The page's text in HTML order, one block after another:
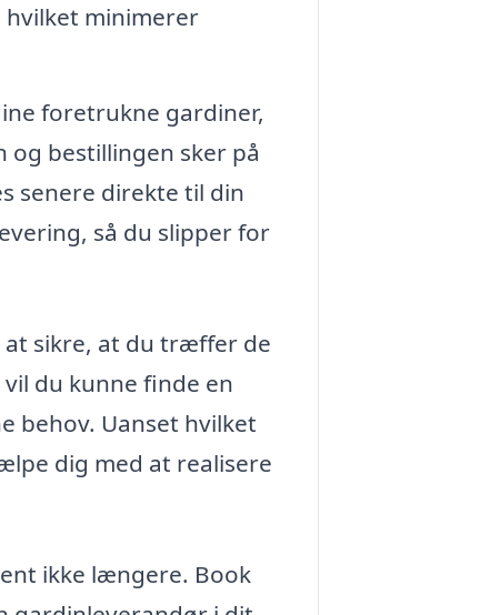
minimerer
foretrukne gardiner,
og bestillingen sker på
senere direkte til din
så du slipper for
at sikre, at du træffer de
du kunne finde en
behov. Uanset hvilket
dig med at realisere
ikke længere. Book